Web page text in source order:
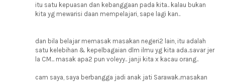
itu satu kepuasan dan kebanggaan pada kita.. kalau bukan
kita yg mewarisi daan mempelajari, sape lagi kan..
dan bila belajar memasak masakan negeri2 lain, itu adalah
satu kelebihan & kepelbagaian dlm ilmu yg kita ada..savar jer
la CM... masak apa2 pun voleyy.. janji kita x kacau orang..
cam saya, saya berbangga jadi anak jati Sarawak..masakan